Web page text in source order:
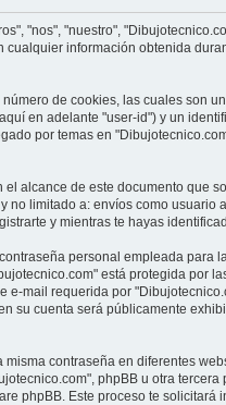
"nos", "nuestro",
información obtenida
de cookies, las cuales son
en adelante "user-id") y un
por temas en
alcance de este documento que
no limitado a: envíos como usuario
y mientras te hayas
personal empleada para
está protegida por
mail requerida por
su cuenta será públicamente
contraseña en diferentes
phpBB u otra tercera
phpBB. Este proceso te solicitará